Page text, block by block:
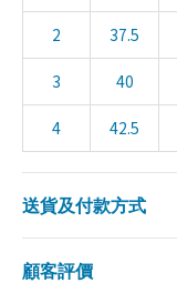
2 37.5
3 40
4 42.5
送貨及付款方式
顧客評價